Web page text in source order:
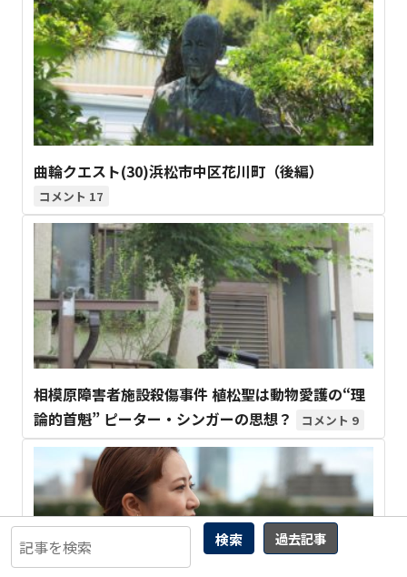
検索 過去記事
曲輪クエスト(30)浜松市中区花川町（後編）
17
相模原障害者施設殺傷事件 植松聖は動物愛護の“理
論的首魁” ピーター・シンガーの思想？
9